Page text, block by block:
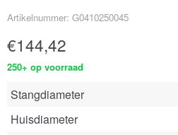
Artikelnummer: G0410250045
€144,42
250+ op voorraad
Stangdiameter
Huisdiameter